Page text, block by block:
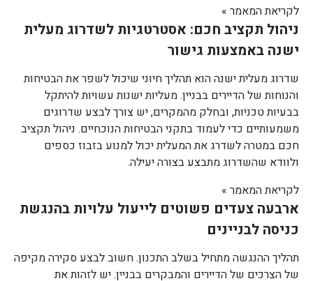
לקריאת המאמר »
ניהול תקציב חכם: אסטרטגיות לשדרוג מעלית
ישנה באמצעות גישור
שדרוג מעלית ישנה הוא תהליך חיוני שיכול לשפר את הבטיחות
והנוחות של הדיירים בבניין. מעליות ישנות עשויות להיתקל
בבעיות טכניות, ובחלק מהמקרים, יש צורך לבצע שדרוגים
משמעותיים כדי לעמוד בתקני הבטיחות הנוכחיים. ניהול תקציב
חכם במטרה לשדרג את המעלית יכול למנוע בזבוז כספים
ולוודא שהשדרוג מתבצע בצורה יעילה.
לקריאת המאמר »
ארבעה צעדים פשוטים לייעול עלויות בהנגשת
כניסה לבניינים
תהליך ההנגשה מתחיל בשלב התכנון. חשוב לבצע סקירה מקיפה
של הצרכים של הדיירים והמבקרים בבניין. יש לזהות את